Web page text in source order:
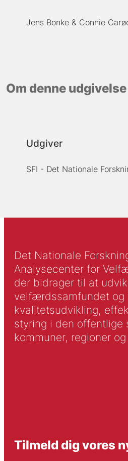
Jens Bonke Connie
Om denne udgivelse
Udgiver
SFI - Det Nationale
Det Nationale
Analysecenter for
der bidrager til at
velfærdssamfundet og
kvalitetsudvikling,
styring i den offentlige
kommuner, regioner
Tilmeld dig vores